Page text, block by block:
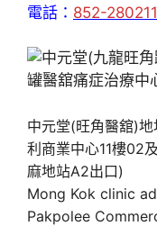
電話： 852-
中元堂(旺角醫舘)
利商業中心11樓02
麻地站A2出口)
Mong Kok clinic
Pakpolee